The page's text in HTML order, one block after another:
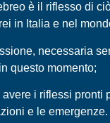
è il riflesso di
in Italia e nel
necessaria
questo momento;
i riflessi pronti
e le emergenze.